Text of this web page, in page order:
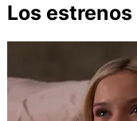
Los estrenos